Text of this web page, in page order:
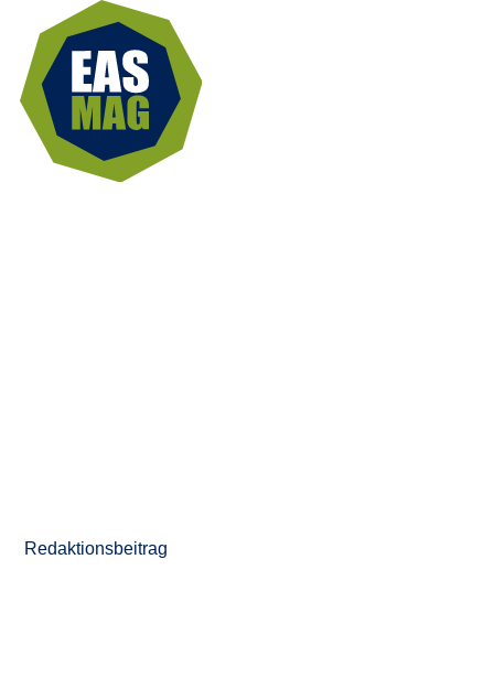
Redaktionsbeitrag